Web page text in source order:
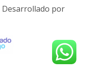
Desarrollado por